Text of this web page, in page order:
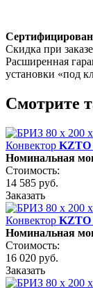
Скидка при заказе
Расширенная
установки «под
Смотрите
Конвектор KZTO
Номинальная
Стоимость:
14 585 руб.
Заказать
Конвектор KZTO
Номинальная
Стоимость:
16 020 руб.
Заказать